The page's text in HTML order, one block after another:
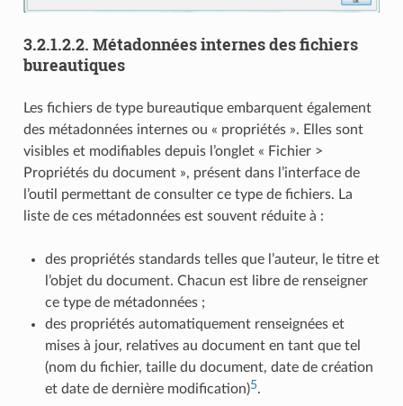
3.2.1.2.2. Métadonnées internes des fichiers
bureautiques
Les fichiers de type bureautique embarquent également
des métadonnées internes ou « propriétés ». Elles sont
visibles et modifiables depuis l’onglet « Fichier >
Propriétés du document », présent dans l’interface de
l’outil permettant de consulter ce type de fichiers. La
liste de ces métadonnées est souvent réduite à :
des propriétés standards telles que l’auteur, le titre et
l’objet du document. Chacun est libre de renseigner
ce type de métadonnées ;
des propriétés automatiquement renseignées et
mises à jour, relatives au document en tant que tel
(nom du fichier, taille du document, date de création
et date de dernière modification)5.